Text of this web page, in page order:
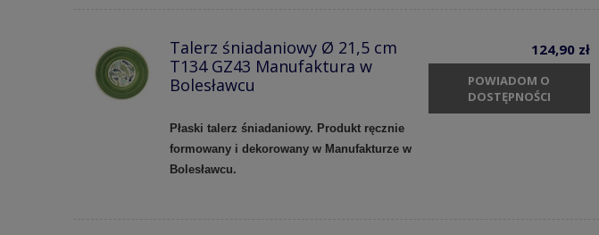
Talerz śniadaniowy Ø 21,5 cm
T134 GZ43 Manufaktura w
Bolesławcu
Płaski talerz śniadaniowy. Produkt ręcznie
formowany i dekorowany w Manufakturze w
Bolesławcu.
124,90 zł
POWIADOM O
DOSTĘPNOŚCI